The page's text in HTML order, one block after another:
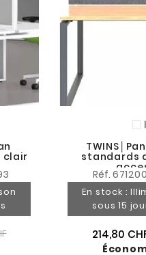
clair
standards
Réf.
En stock :
sous 15
214,80